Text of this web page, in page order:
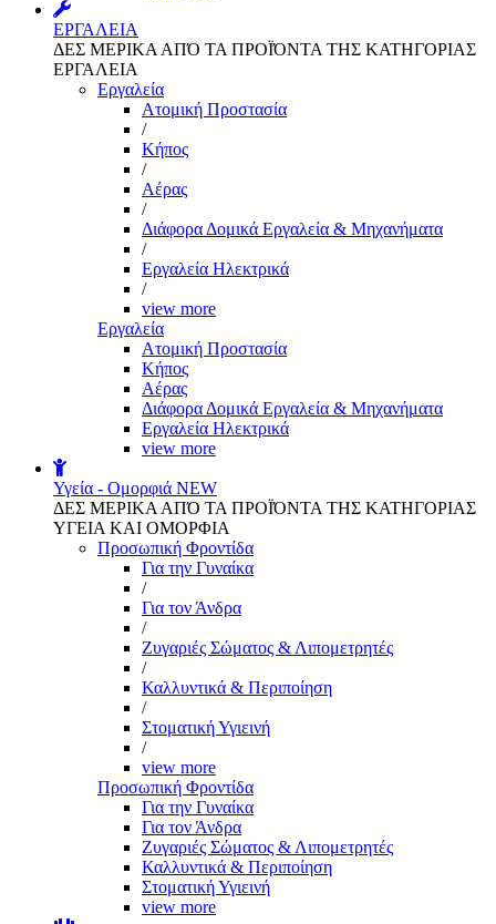
ΕΡΓΑΛΕΙΑ
ΔΕΣ ΜΕΡΙΚΑ ΑΠΌ ΤΑ ΠΡΟΪΌΝΤΑ ΤΗΣ ΚΑΤΗΓΟΡΙΑΣ
ΕΡΓΑΛΕΙΑ
Εργαλεία
Aτομική Προστασία
/
Kήπος
/
Αέρας
/
Διάφορα Δομικά Εργαλεία & Μηχανήματα
/
Εργαλεία Ηλεκτρικά
/
view more
Εργαλεία
Aτομική Προστασία
Kήπος
Αέρας
Διάφορα Δομικά Εργαλεία & Μηχανήματα
Εργαλεία Ηλεκτρικά
view more
Υγεία - Ομορφιά NEW
ΔΕΣ ΜΕΡΙΚΑ ΑΠΌ ΤΑ ΠΡΟΪΌΝΤΑ ΤΗΣ ΚΑΤΗΓΟΡΙΑΣ
ΥΓΕΙΑ ΚΑΙ ΟΜΟΡΦΙΑ
Προσωπική Φροντίδα
Για την Γυναίκα
/
Για τον Άνδρα
/
Ζυγαριές Σώματος & Λιπομετρητές
/
Καλλυντικά & Περιποίηση
/
Στοματική Υγιεινή
/
view more
Προσωπική Φροντίδα
Για την Γυναίκα
Για τον Άνδρα
Ζυγαριές Σώματος & Λιπομετρητές
Καλλυντικά & Περιποίηση
Στοματική Υγιεινή
view more